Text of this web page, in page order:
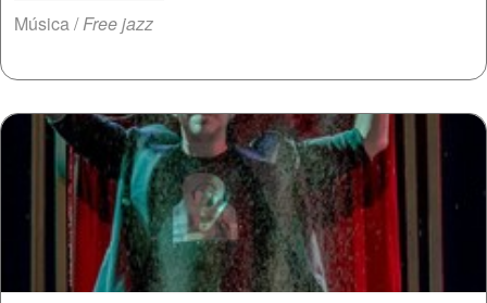
Música /Free jazz